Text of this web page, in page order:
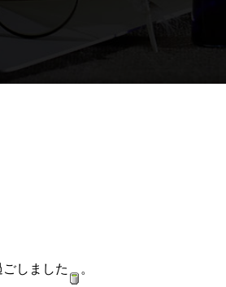
しました 。